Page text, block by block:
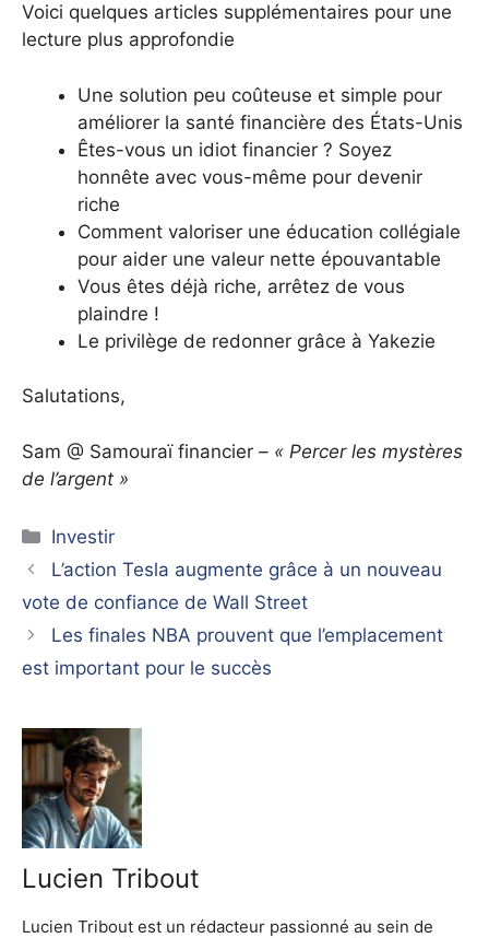
Voici quelques articles supplémentaires pour une
lecture plus approfondie
Une solution peu coûteuse et simple pour
améliorer la santé financière des États-Unis
Êtes-vous un idiot financier ? Soyez
honnête avec vous-même pour devenir
riche
Comment valoriser une éducation collégiale
pour aider une valeur nette épouvantable
Vous êtes déjà riche, arrêtez de vous
plaindre !
Le privilège de redonner grâce à Yakezie
Salutations,
Sam @ Samouraï financier – « Percer les mystères
de l’argent »
Catégories
Investir
L’action Tesla augmente grâce à un nouveau
vote de confiance de Wall Street
Les finales NBA prouvent que l’emplacement
est important pour le succès
Lucien Tribout
Lucien Tribout est un rédacteur passionné au sein de